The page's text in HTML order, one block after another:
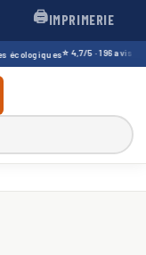
🖨️IMPRIMERIE
⭐ 4,7/5 · 196 avis